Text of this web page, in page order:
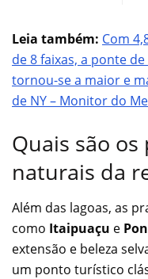
Leia também: Com
de 8 faixas, a ponte
tornou-se a maior e
de NY – Monitor do
Quais são
naturais da
Além das lagoas, as
como Itaipuaçu e
extensão e beleza
um ponto turístico